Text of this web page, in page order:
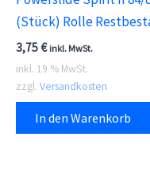
(Stück) Rolle
3,75€ inkl. MwSt.
inkl. 19 % MwSt.
zzgl. Versandkosten
In den Warenkorb